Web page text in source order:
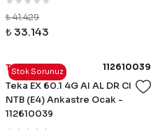
₺ 41.429
₺ 33.143
Stok Sorunuz
Teka 112610039
Teka EX 60.1 4G AI AL DR CI
NTB (E4) Ankastre Ocak -
112610039